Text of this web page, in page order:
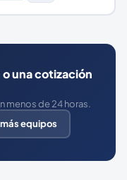
una cotización
menos de 24 horas.
equipos